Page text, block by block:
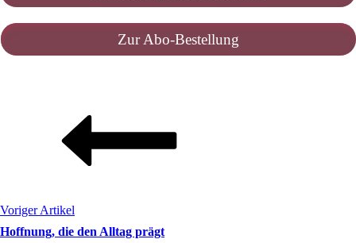
Zur Abo-Bestellung
Voriger Artikel
Hoffnung, die den Alltag prägt